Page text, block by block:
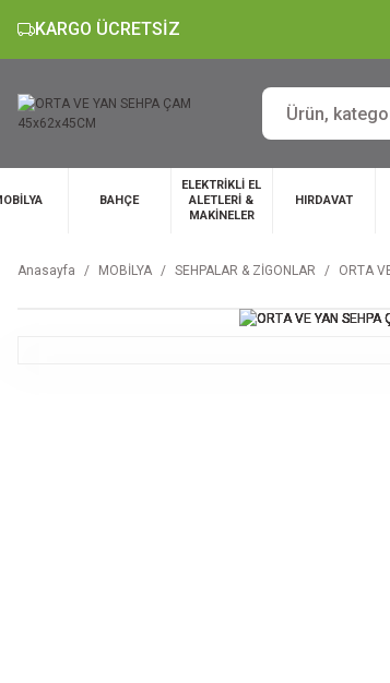
KARGO ÜCRETSİZ
BAHÇE
ELEKTRİKLİ EL
ALETLERİ &
MAKİNELER
HIRDAVAT
Anasayfa MOBİLYA SEHPALAR & ZİGONLAR ORTA